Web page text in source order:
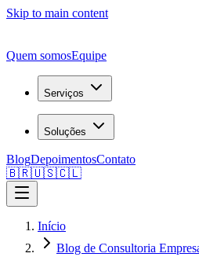
Skip to main content
Quem somosEquipe
Serviços
Soluções
BlogDepoimentosContato
🇧🇷🇺🇸🇨🇱
Início
Blog de Consultoria